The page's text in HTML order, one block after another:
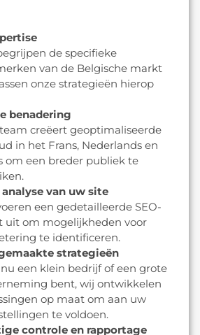
de specifieke
van de Belgische markt
onze strategieën hierop
benadering
creëert geoptimaliseerde
in het Frans, Nederlands en
om een breder publiek te
van uw site
een gedetailleerde SEO-
uit om mogelijkheden voor
te identificeren.
strategieën
een klein bedrijf of een grote
bent, wij ontwikkelen
op maat om aan uw
te voldoen.
controle en rapportage